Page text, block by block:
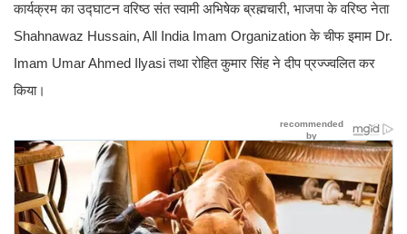
कार्यक्रम का उद्घाटन वरिष्ठ संत स्वामी अभिषेक ब्रह्मचारी, भाजपा के वरिष्ठ नेता
Shahnawaz Hussain, All India Imam Organization के चीफ इमाम Dr.
Imam Umar Ahmed Ilyasi तथा रोहित कुमार सिंह ने दीप प्रज्ज्वलित कर
किया।